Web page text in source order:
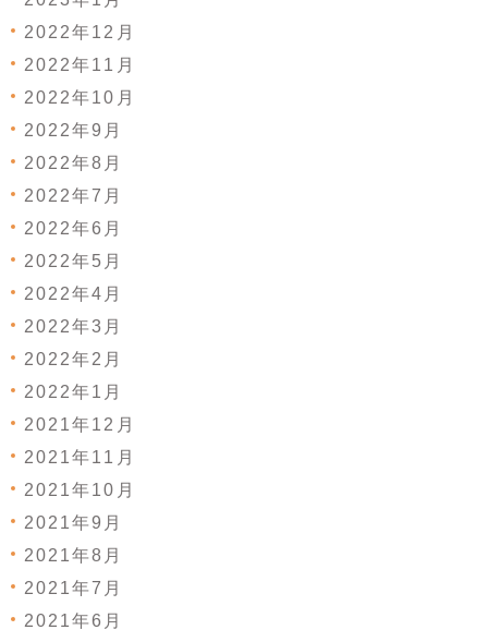
2022年12月
2022年11月
2022年10月
2022年9月
2022年8月
2022年7月
2022年6月
2022年5月
2022年4月
2022年3月
2022年2月
2022年1月
2021年12月
2021年11月
2021年10月
2021年9月
2021年8月
2021年7月
2021年6月